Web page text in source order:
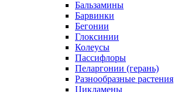
Бальзамины
Барвинки
Бегонии
Глоксинии
Колеусы
Пассифлоры
Пеларгонии (герань)
Разнообразные растения
Цикламены